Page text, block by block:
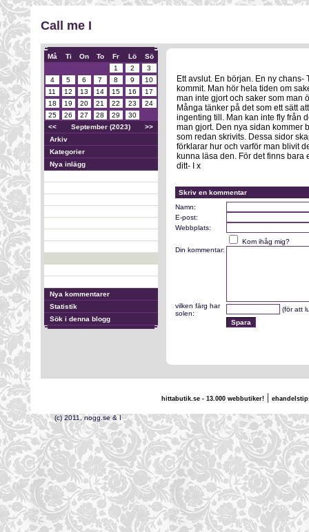
Call me I
Må Ti On To Fr Lö
Sö
1
2
3
4
5 6 7 8 9
10
11
12 13 14 15 16
17
18
19 20 21 22 23
24
25
26 27 28 29
30
<<
September (2023)
>>
Arkiv
Kategorier
Nya inlägg
Nya kommentarer
Statistik
Sök i denna blogg
Ett avslut. En början. En ny
kommit. Man hör hela tiden om
man inte gjort och saker som man
Många tänker på det som ett sätt
ingenting till. Man kan inte fly från
man gjort. Den nya sidan kommer
som redan skrivits. Dessa sidor
förklarar hur och varför man blivit
kunna läsa den. För det finns bara
ditt- I x
Skriv en kommentar
Namn:
E-post:
Webbplats:
Kom ihåg mig?
Din kommentar:
vilken färg har
solen:
(för att
hittabutik.se - 13.000 webbutiker!|
(c) 2011, nogg.se & I